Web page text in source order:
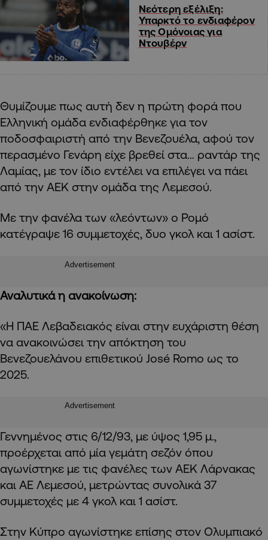
Νεότερη εξέλιξη:
Υπαρκτό το ενδιαφέρον
της Ομόνοιας για
Ντουβέρν
Θυμίζουμε πως αυτή δεν η πρώτη φορά που
Ελληνική ομάδα ενδιαφέρθηκε για τον
ποδοσφαιριστή από την Βενεζουέλα, αφού τον
περασμένο Γενάρη είχε βρεθεί στα… ραντάρ της
Λαμίας, με τον ίδιο εντέλει να επιλέγει να πάει
από την ΑΕΚ στην ομάδα της Λεμεσού.
Με την φανέλα των «λεόντων» ο Ρομό
κατέγραψε 16 συμμετοχές, δυο γκολ και 1 ασίστ.
Advertisement
Αναλυτικά η ανακοίνωση:
«Η ΠΑΕ Λεβαδειακός είναι στην ευχάριστη θέση
να ανακοινώσει την απόκτηση του
Βενεζουελάνου επιθετικού José Romo ως το
2025.
Advertisement
Γεννημένος στις 6/12/93, με ύψος 1,95 μ.,
προέρχεται από μία γεμάτη σεζόν όπου
αγωνίστηκε με τις φανέλες των ΑΕΚ Λάρνακας
και ΑΕ Λεμεσού, μετρώντας συνολικά 37
συμμετοχές με 4 γκολ και 1 ασίστ.
Στην Κύπρο αγωνίστηκε επίσης στον Ολυμπιακό